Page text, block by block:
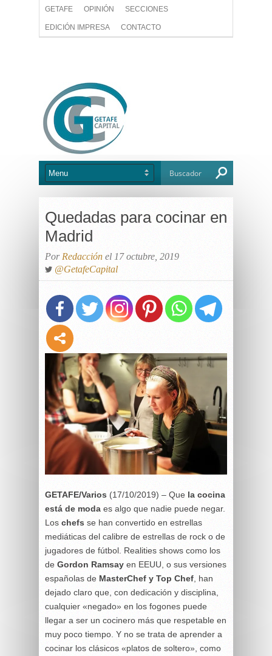
GETAFE OPINIÓN SECCIONES
EDICIÓN IMPRESA CONTACTO
Quedadas para cocinar en
Madrid
Por Redacción el 17 octubre, 2019
@GetafeCapital
GETAFE/Varios (17/10/2019) – Que la cocina
está de moda es algo que nadie puede negar.
Los chefs se han convertido en estrellas
mediáticas del calibre de estrellas de rock o de
jugadores de fútbol. Realities shows como los
de Gordon Ramsay en EEUU, o sus versiones
españolas de MasterChef y Top Chef , han
dejado claro que, con dedicación y disciplina,
cualquier «negado» en los fogones puede
llegar a ser un cocinero más que respetable en
muy poco tiempo. Y no se trata de aprender a
cocinar los clásicos «platos de soltero», como